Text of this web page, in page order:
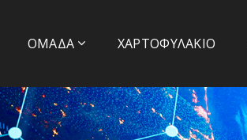
ΟΜΆΔΑ ΧΑΡΤΟΦΥΛΆΚΙΟ